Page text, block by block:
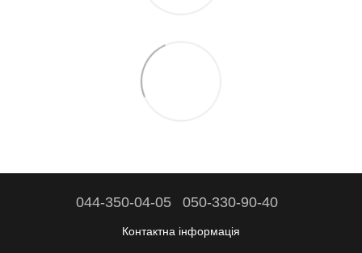
044-350-04-05 050-330-90-40
Контактна інформація